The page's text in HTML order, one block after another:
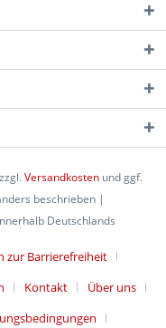
Versandkosten und ggf.
beschrieben |
Deutschlands
zur Barrierefreiheit
Kontakt
Über uns